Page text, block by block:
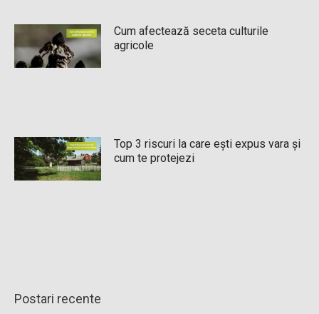
Cum afectează seceta culturile
agricole
Top 3 riscuri la care ești expus vara și
cum te protejezi
Postari recente